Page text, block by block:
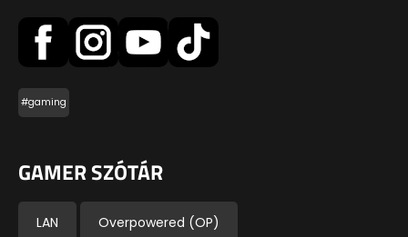
#gaming
GAMER SZÓTÁR
LAN Overpowered (OP)